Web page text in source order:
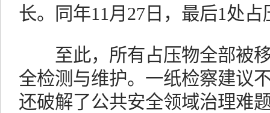
长。同年11月27日，最后1处
至此，所有占压物全部被移
全检测与维护。一纸检察建议
还破解了公共安全领域治理难